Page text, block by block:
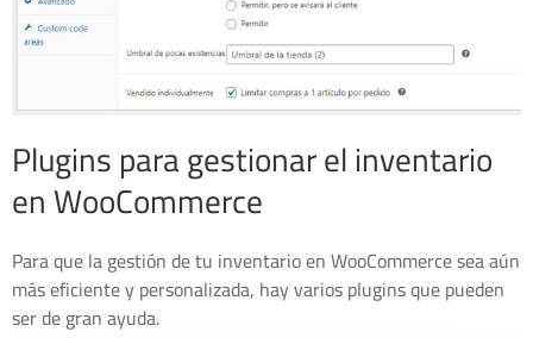
Plugins para gestionar el inventario
en WooCommerce
Para que la gestión de tu inventario en WooCommerce sea aún
más eficiente y personalizada, hay varios plugins que pueden
ser de gran ayuda.